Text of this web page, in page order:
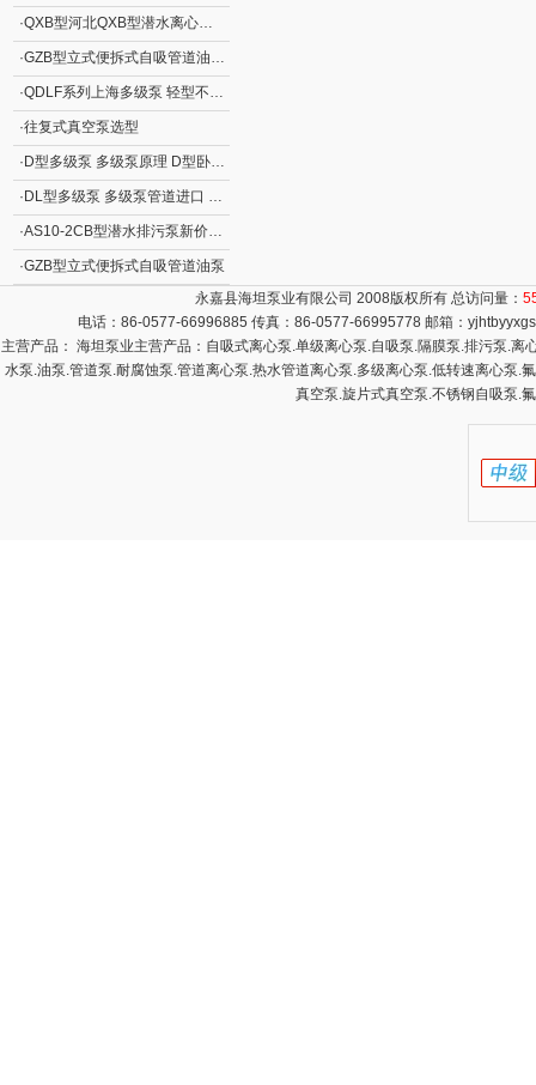
·QXB型河北QXB型潜水离心式曝气机
·GZB型立式便拆式自吸管道油泵GZB型立式自吸泵
·QDLF系列上海多级泵 轻型不锈钢立式多级离心泵
·往复式真空泵选型
· D型多级泵 多级泵原理 D型卧式分段式清水多级泵
· DL型多级泵 多级泵管道进口 DL型立式清水多级泵
·AS10-2CB型潜水排污泵新价格 撕裂式潜水排污泵AS型 立式排污泵
·GZB型立式便拆式自吸管道油泵
永嘉县海坦泵业有限公司 2008版权所有 总访问量：
电话：86-0577-66996885 传真：86-0577-66995778 邮箱：
主营产品： 海坦泵业主营产品：自吸式离心泵.单级离心泵.自吸泵.隔膜泵.排污泵.
水泵.油泵.管道泵.耐腐蚀泵.管道离心泵.热水管道离心泵.多级离心泵.低转速离心泵
真空泵.旋片式真空泵.不锈钢自吸泵.